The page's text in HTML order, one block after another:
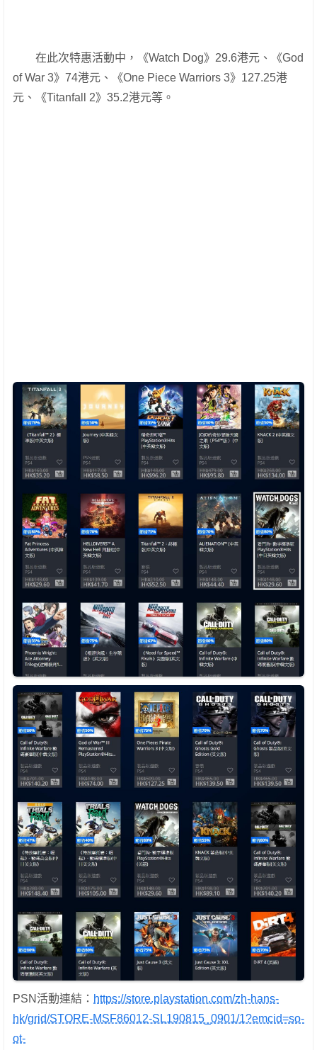
在此次特惠活動中，《Watch Dog》29.6港元、《God
of War 3》74港元、《One Piece Warriors 3》127.25港
元、《Titanfall 2》35.2港元等。
PSN活動連結： https://store.playstation.com/zh-hans-
hk/grid/STORE-MSF86012-SL190815_0901/1?emcid=so-
ot-